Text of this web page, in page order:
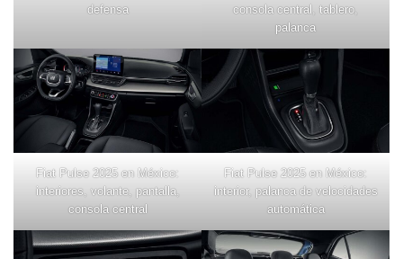
defensa
consola central, tablero,
palanca
Fiat Pulse 2025 en México:
interiores, volante, pantalla,
consola central
Fiat Pulse 2025 en México:
interior, palanca de velocidades
automática